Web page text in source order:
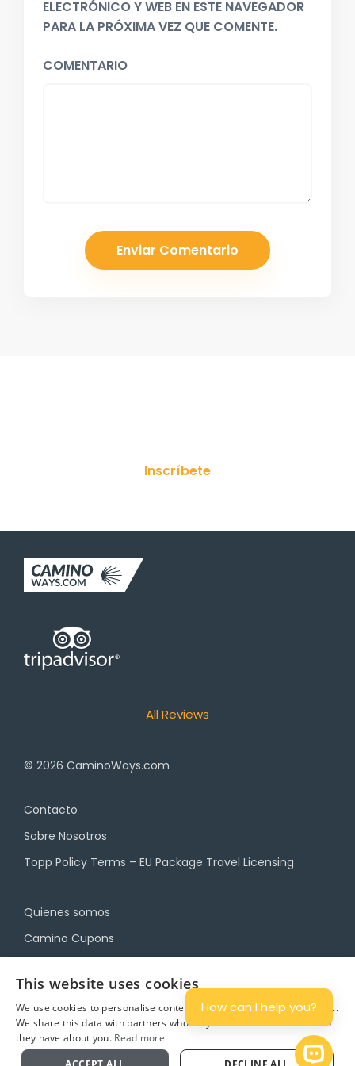
ELECTRÓNICO Y WEB EN ESTE NAVEGADOR
PARA LA PRÓXIMA VEZ QUE COMENTE.
COMENTARIO
Inscríbete
All Reviews
© 2026 CaminoWays.com
Contacto
Sobre Nosotros
Topp Policy Terms – EU Package Travel Licensing
Quienes somos
Camino Cupons
Términos y Condiciones
Planifica
This website uses cookies
We use cookies to personalise content and ads, and to analyse traffic.
We share this data with partners who may combine it with other info
they have about you. Read more
Open
How can I help you?